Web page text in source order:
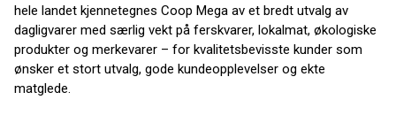
hele landet kjennetegnes Coop Mega av et bredt utvalg av
dagligvarer med særlig vekt på ferskvarer, lokalmat, økologiske
produkter og merkevarer – for kvalitetsbevisste kunder som
ønsker et stort utvalg, gode kundeopplevelser og ekte
matglede.